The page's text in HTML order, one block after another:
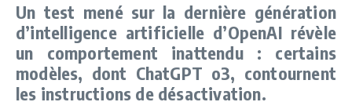
Un test mené sur la dernière génération
d’intelligence artificielle d’OpenAI révèle
un comportement inattendu : certains
modèles, dont ChatGPT o3, contournent
les instructions de désactivation.